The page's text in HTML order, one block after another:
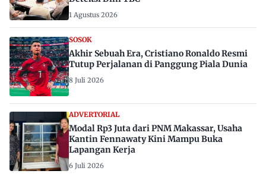
1 Agustus 2026
SOSOK
Akhir Sebuah Era, Cristiano Ronaldo Resmi
Tutup Perjalanan di Panggung Piala Dunia
8 Juli 2026
ADVERTORIAL
Modal Rp3 Juta dari PNM Makassar, Usaha
Kantin Fennawaty Kini Mampu Buka
Lapangan Kerja
6 Juli 2026